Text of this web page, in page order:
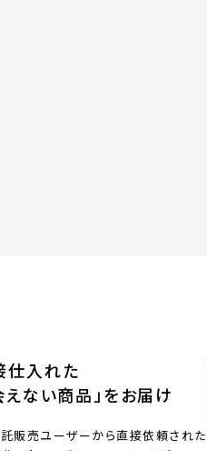
仕入れた
ない商品」をお届け
販売ユーザーから直接依頼された